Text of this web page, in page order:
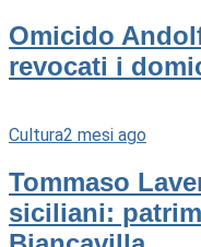
Omicido
revocati i
Cultura2 mesi ago
Tommaso
siciliani: